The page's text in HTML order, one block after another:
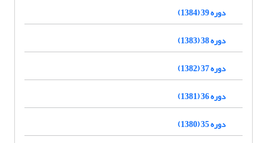
دوره 39 (1384)
دوره 38 (1383)
دوره 37 (1382)
دوره 36 (1381)
دوره 35 (1380)